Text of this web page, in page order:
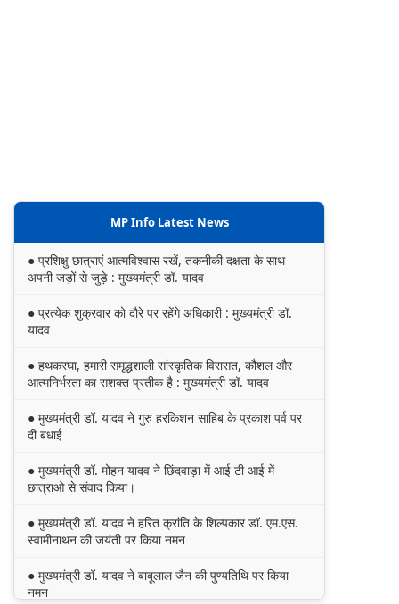
MP Info Latest News
● प्रशिक्षु छात्राएं आत्मविश्वास रखें, तकनीकी दक्षता के साथ
अपनी जड़ों से जुड़े : मुख्यमंत्री डॉ. यादव
● प्रत्येक शुक्रवार को दौरे पर रहेंगे अधिकारी : मुख्यमंत्री डॉ.
यादव
● हथकरघा, हमारी समृद्धशाली सांस्कृतिक विरासत, कौशल और
आत्मनिर्भरता का सशक्त प्रतीक है : मुख्यमंत्री डॉ. यादव
● मुख्यमंत्री डॉ. यादव ने गुरु हरकिशन साहिब के प्रकाश पर्व पर
दी बधाई
● मुख्यमंत्री डॉ. मोहन यादव ने छिंदवाड़ा में आई टी आई में
छात्राओ से संवाद किया।
● मुख्यमंत्री डॉ. यादव ने हरित क्रांति के शिल्पकार डॉ. एम.एस.
स्वामीनाथन की जयंती पर किया नमन
● मुख्यमंत्री डॉ. यादव ने बाबूलाल जैन की पुण्यतिथि पर किया
नमन